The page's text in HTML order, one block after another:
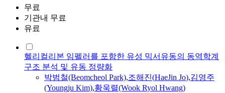
무료
기관내 무료
유료
헬리컬리본 임펠러를 포함한 유성 믹서유동의 동역학계
구조 분석 및 유동 정량화
박범철(Beomcheol Park),조해진(HaeJin Jo),김영주
(Youngju Kim),황욱렬(Wook Ryol Hwang)